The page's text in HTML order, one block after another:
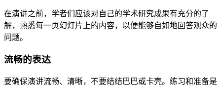
在演讲之前，学者们应该对自己的学术研究成果有充分的了
解，熟悉每一页幻灯片上的内容，以便能够自如地回答观众的
问题。
流畅的表达
要确保演讲流畅、清晰，不要结结巴巴或卡壳。练习和准备是